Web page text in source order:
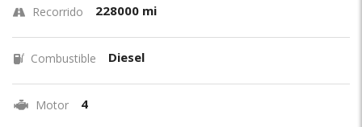
Recorrido 228000 mi
Combustible Diesel
Motor 4